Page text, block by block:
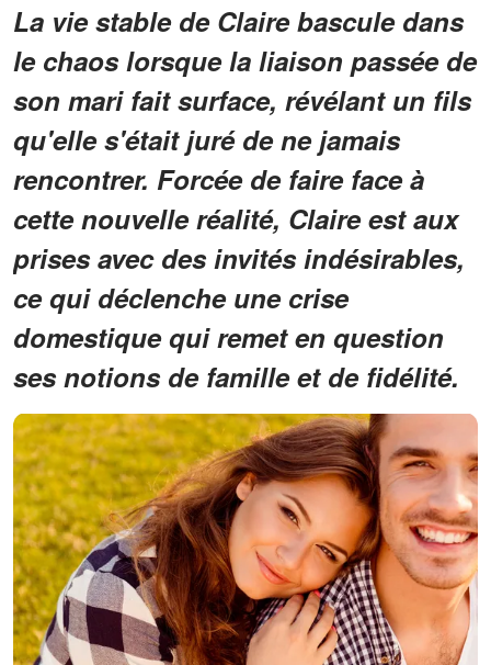
La vie stable de Claire bascule dans
le chaos lorsque la liaison passée de
son mari fait surface, révélant un fils
qu'elle s'était juré de ne jamais
rencontrer. Forcée de faire face à
cette nouvelle réalité, Claire est aux
prises avec des invités indésirables,
ce qui déclenche une crise
domestique qui remet en question
ses notions de famille et de fidélité.